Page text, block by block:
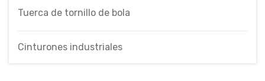
Tuerca de tornillo de bola
Cinturones industriales